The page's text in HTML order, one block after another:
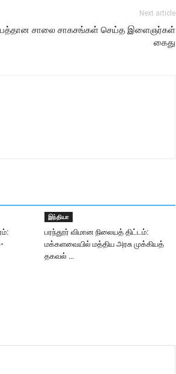
Next article
சாலை சாகசங்கள் செய்த இளைஞர்கள்
கைது
இந்தியா
பரந்தூர் விமான நிலையத் திட்டம்:
மக்களவையில் மத்திய அரசு முக்கியத்
தகவல் …